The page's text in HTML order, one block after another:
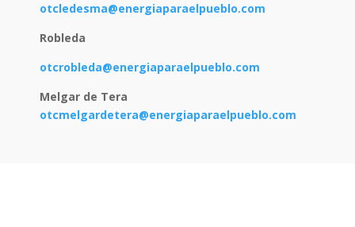
otcledesma@energiaparaelpueblo.com
Robleda
otcrobleda@energiaparaelpueblo.com
Melgar de Tera
otcmelgardetera@energiaparaelpueblo.com